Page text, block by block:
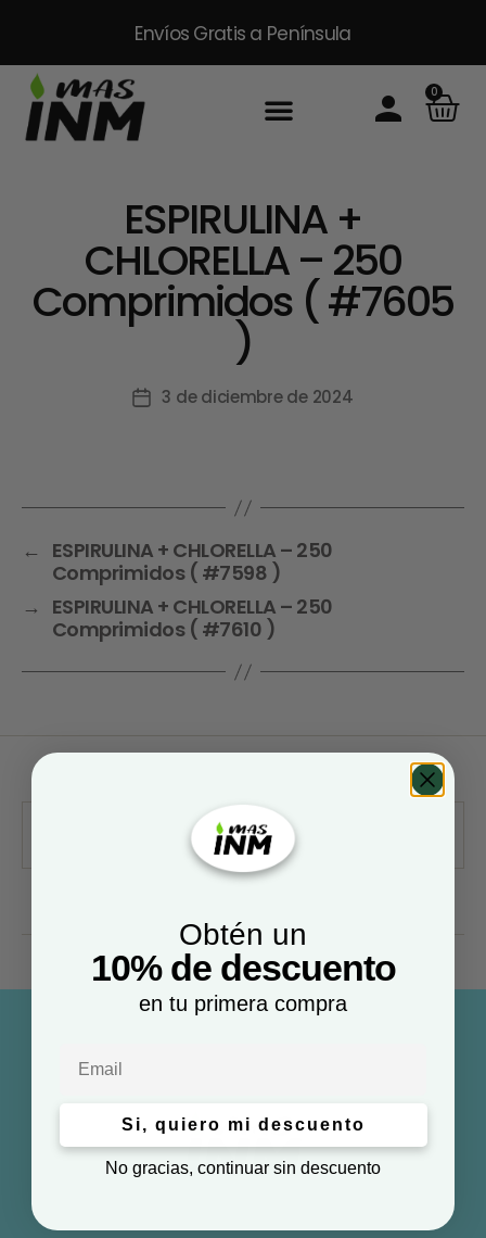
Envíos Gratis a Península
0
ESPIRULINA +
CHLORELLA – 250
Comprimidos ( #7605
)
3 de diciembre de 2024
← ESPIRULINA + CHLORELLA – 250
Comprimidos ( #7598 )
→ ESPIRULINA + CHLORELLA – 250
Comprimidos ( #7610 )
Obtén un
10% de descuento
en tu primera compra
Si, quiero mi descuento
No gracias, continuar sin descuento